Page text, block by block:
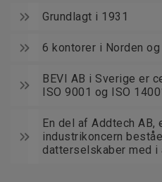
Grundlagt i 1931
6 kontorer i Norden og
BEVI AB i Sverige er
ISO 9001 og ISO
En del af Addtech
industrikoncern
datterselskaber med i